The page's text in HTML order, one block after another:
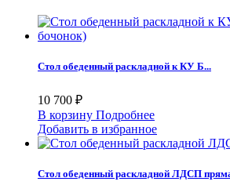
Стол обеденный раскладной к КУ Б...
10 700 ₽
В корзину Подробнее
Добавить в избранное
Стол обеденный раскладной ЛДСП